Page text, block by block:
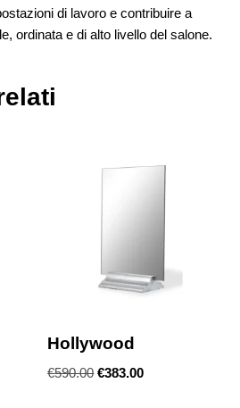
di lavoro e contribuire a
ordinata e di alto livello del salone.
Hollywood
€590.00 €383.00